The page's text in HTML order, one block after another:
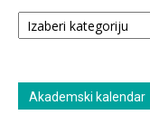
Oglasna
tabla
Akademski kalendar